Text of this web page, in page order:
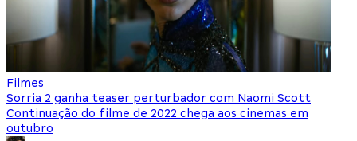
Filmes
Sorria 2 ganha teaser perturbador com Naomi Scott
Continuação do filme de 2022 chega aos cinemas em
outubro